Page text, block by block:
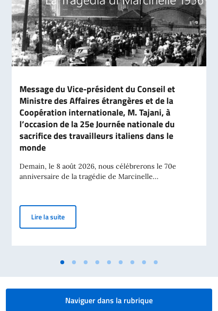
Message du Vice-président du Conseil et
Ministre des Affaires étrangères et de la
Coopération internationale, M. Tajani, à
l’occasion de la 25e Journée nationale du
sacrifice des travailleurs italiens dans le
monde
Demain, le 8 août 2026, nous célébrerons le 70e
anniversaire de la tragédie de Marcinelle...
Lire la suiteMessage du Vice-président du Conseil et Ministre
Naviguer dans la rubrique